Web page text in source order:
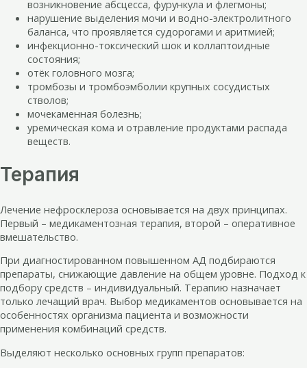
возникновение абсцесса, фурункула и флегмоны;
нарушение выделения мочи и водно-электролитного
баланса, что проявляется судорогами и аритмией;
инфекционно-токсический шок и коллаптоидные
состояния;
отёк головного мозга;
тромбозы и тромбоэмболии крупных сосудистых
стволов;
мочекаменная болезнь;
уремическая кома и отравление продуктами распада
веществ.
Терапия
Лечение нефросклероза основывается на двух принципах.
Первый – медикаментозная терапия, второй – оперативное
вмешательство.
При диагностированном повышенном АД подбираются
препараты, снижающие давление на общем уровне. Подход к
подбору средств – индивидуальный. Терапию назначает
только лечащий врач. Выбор медикаментов основывается на
особенностях организма пациента и возможности
применения комбинаций средств.
Выделяют несколько основных групп препаратов: